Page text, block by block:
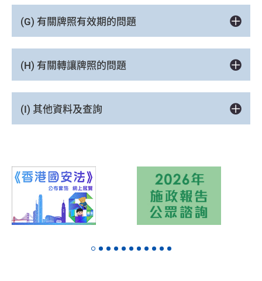
(G) 有關牌照有效期的問題
(H) 有關轉讓牌照的問題
(I) 其他資料及查詢